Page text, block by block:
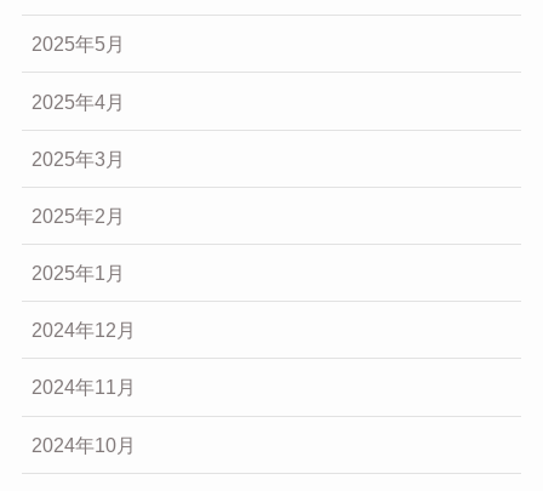
2025年5月
2025年4月
2025年3月
2025年2月
2025年1月
2024年12月
2024年11月
2024年10月